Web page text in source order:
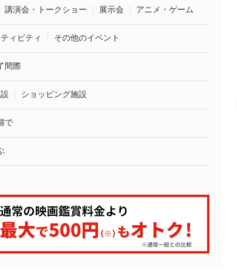
講演会・トークショー 展示会 アニメ・ゲーム
ィビティ その他のイベント
間際
ショッピング施設
で